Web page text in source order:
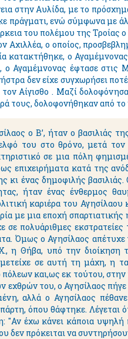
στην Αυλίδα, με το
πράγματι, ενώ σύμφωνα με
του πολέμου της
Αχιλλέα, ο οποίος,
κατακτήθηκε, ο
ο Αγαμέμνονας έφτασε
δεν είχε συγχωρήσει
Αίγισθο . Μαζί
τους, δολοφονήθηκαν από
ο Β’, ήταν ο βασιλιάς
του στο θρόνο, μετά
σε μια πόλη
επιχειρήματα κατά της
κι ένας δημοφιλής
ήταν ένας ένθερμος
καριέρα του
με μια εποχή
σε πολυάριθμες
Όμως ο Αγησίλαος
η Θήβα, υπό την διοίκηση
σε αυτή τη μάχη, η
και,ως εκ τούτου, στην
εχθρών του, ο Αγησίλαος
αλλά ο Αγησίλαος
όπου θάφτηκε. Λέγεται
"Αν έχω κάνει κάποια υψηλή
δεν πρόκειται να